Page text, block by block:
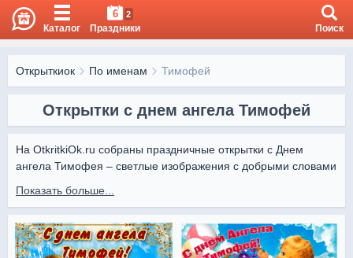
Каталог
6 2
Праздники Поиск
Открыткиок По именам Тимофей
Открытки с днем ангела Тимофей
На OtkritkiOk.ru собраны праздничные открытки с Днем
ангела Тимофея – светлые изображения с добрыми словами
поздравлений родных, друзей и коллег.
Поздравить Тимофея с именинами можно онлайн, выбрав
подходящую открытку на OtkritkiOk.ru. Красивые
Показать больше...